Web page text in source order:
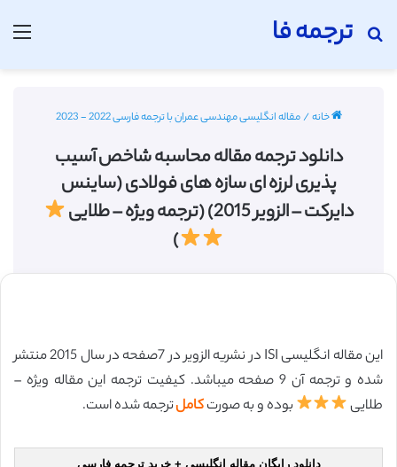
ترجمه فا
جستجو برای
خانه/مقاله انگلیسی مهندسی عمران با ترجمه فارسی 2022 - 2023
دانلود ترجمه مقاله محاسبه شاخص آسیب
پذیری لرزه ای سازه های فولادی (ساینس
دایرکت – الزویر 2015) (ترجمه ویژه – طلایی
)
این مقاله انگلیسی ISI در نشریه الزویر در 7صفحه در سال 2015 منتشر
شده و ترجمه آن 9 صفحه میباشد. کیفیت ترجمه این مقاله ویژه –
طلایی
بوده و به صورتکاملترجمه شده است.
دانلود رایگان مقاله انگلیسی + خرید ترجمه فارسی